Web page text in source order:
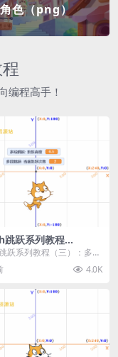
角色（png）
编程高手！
跳跃系列教程
多段跳跃
跃系列教程（三）：多段
：小虎鲸Scratch资源站
4.0K